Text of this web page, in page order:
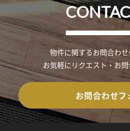
物件に関するお問合わせ
お気軽にリクエスト・お問
お問合わせフ